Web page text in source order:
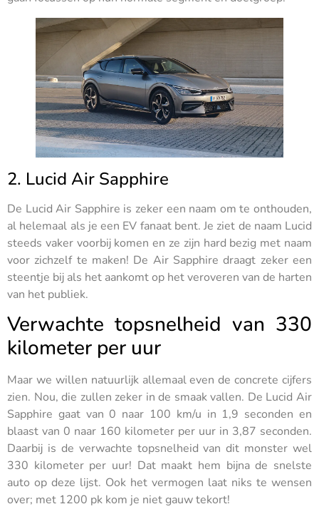
2. Lucid Air Sapphire
De Lucid Air Sapphire is zeker een naam om te onthouden,
al helemaal als je een EV fanaat bent. Je ziet de naam Lucid
steeds vaker voorbij komen en ze zijn hard bezig met naam
voor zichzelf te maken! De Air Sapphire draagt zeker een
steentje bij als het aankomt op het veroveren van de harten
van het publiek.
Verwachte topsnelheid van 330
kilometer per uur
Maar we willen natuurlijk allemaal even de concrete cijfers
zien. Nou, die zullen zeker in de smaak vallen. De Lucid Air
Sapphire gaat van 0 naar 100 km/u in 1,9 seconden en
blaast van 0 naar 160 kilometer per uur in 3,87 seconden.
Daarbij is de verwachte topsnelheid van dit monster wel
330 kilometer per uur! Dat maakt hem bijna de snelste
auto op deze lijst. Ook het vermogen laat niks te wensen
over; met 1200 pk kom je niet gauw tekort!